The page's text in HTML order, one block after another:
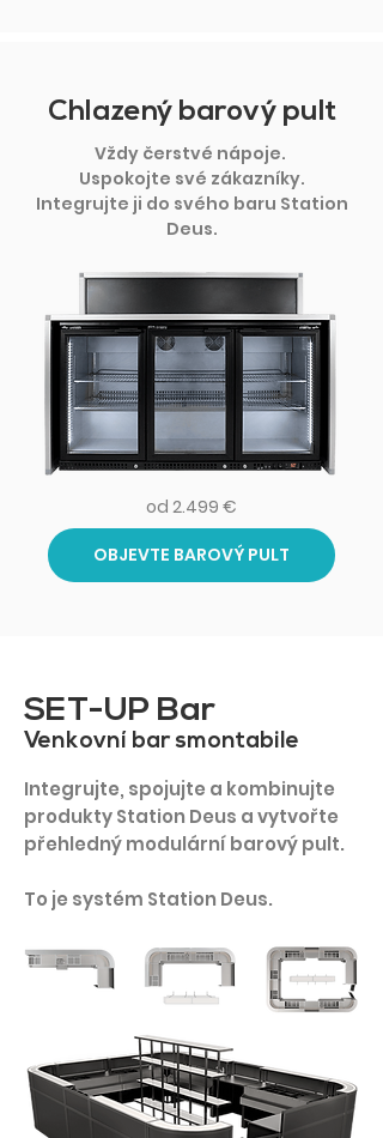
Chlazený barový pult
Vždy čerstvé nápoje.
Uspokojte své zákazníky.
Integrujte ji do svého baru Station
Deus.
od 2.499 €
OBJEVTE BAROVÝ PULT
SET-UP Bar
Venkovní bar smontabile
Integrujte, spojujte a kombinujte
produkty Station Deus a vytvořte
přehledný modulární barový pult.
To je systém Station Deus.